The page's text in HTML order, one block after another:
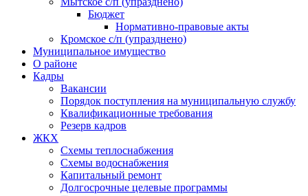
Бюджет
Нормативно-правовые акты
Кромское с/п (упразднено)
Муниципальное имущество
О районе
Кадры
Вакансии
Порядок поступления на муниципальную службу
Квалификационные требования
Резерв кадров
ЖКХ
Схемы теплоснабжения
Схемы водоснабжения
Капитальный ремонт
Долгосрочные целевые программы